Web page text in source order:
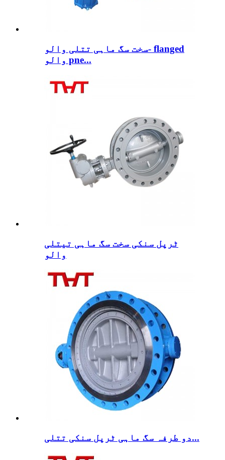
سخت سگ ماہی تتلی والو- flanged
والو pne...
ٹرپل سنکی سخت سگ ماہی تیتلی
والو
دو طرفہ سگ ماہی ٹرپل سنکی تتلی...